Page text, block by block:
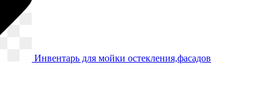
Инвентарь для мойки остекления,фасадов